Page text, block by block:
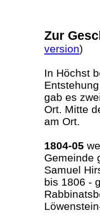
Zur
version
In Höchst
gab es
Ort. Mitte
am Ort.
1804-05
Gemeinde
Samuel
bis 1806 -